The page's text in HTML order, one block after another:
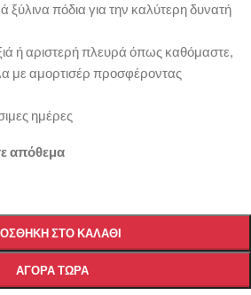
ξύλινα πόδια για την καλύτερη δυνατή
ή αριστερή πλευρά όπως καθόμαστε,
με αμορτισέρ προσφέροντας
ημέρες
απόθεμα
ΣΤΟ ΚΑΛΆΘΙ
ΑΓΟΡΆ ΤΏΡΑ